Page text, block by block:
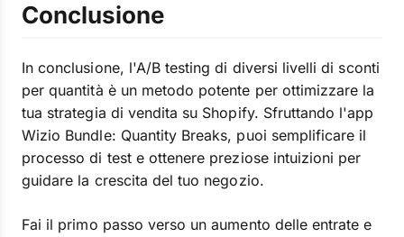
Conclusione
In conclusione, l'A/B testing di diversi livelli di sconti
per quantità è un metodo potente per ottimizzare la
tua strategia di vendita su Shopify. Sfruttando l'app
Wizio Bundle: Quantity Breaks, puoi semplificare il
processo di test e ottenere preziose intuizioni per
guidare la crescita del tuo negozio.
Fai il primo passo verso un aumento delle entrate e